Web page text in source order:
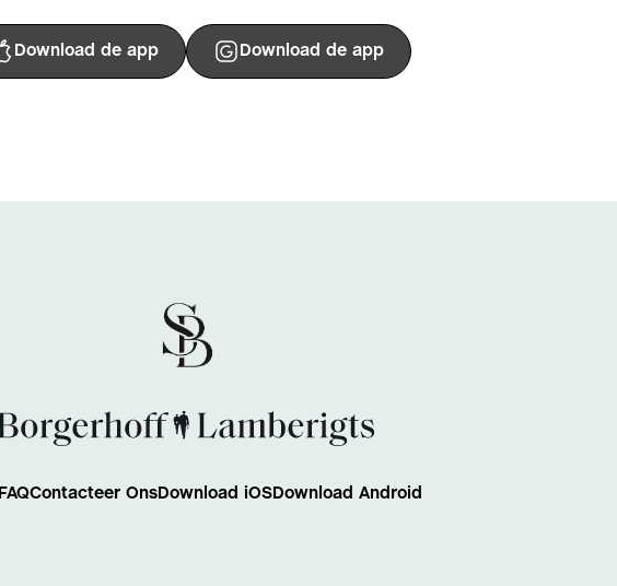
Download de app Download de app
Contacteer OnsDownload iOSDownload Android